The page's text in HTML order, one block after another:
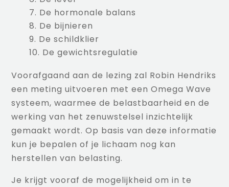
De hormonale balans
De bijnieren
De schildklier
De gewichtsregulatie
Voorafgaand aan de lezing zal Robin Hendriks
een meting uitvoeren met een Omega Wave
systeem, waarmee de belastbaarheid en de
werking van het zenuwstelsel inzichtelijk
gemaakt wordt. Op basis van deze informatie
kun je bepalen of je lichaam nog kan
herstellen van belasting.
Je krijgt vooraf de mogelijkheid om in te